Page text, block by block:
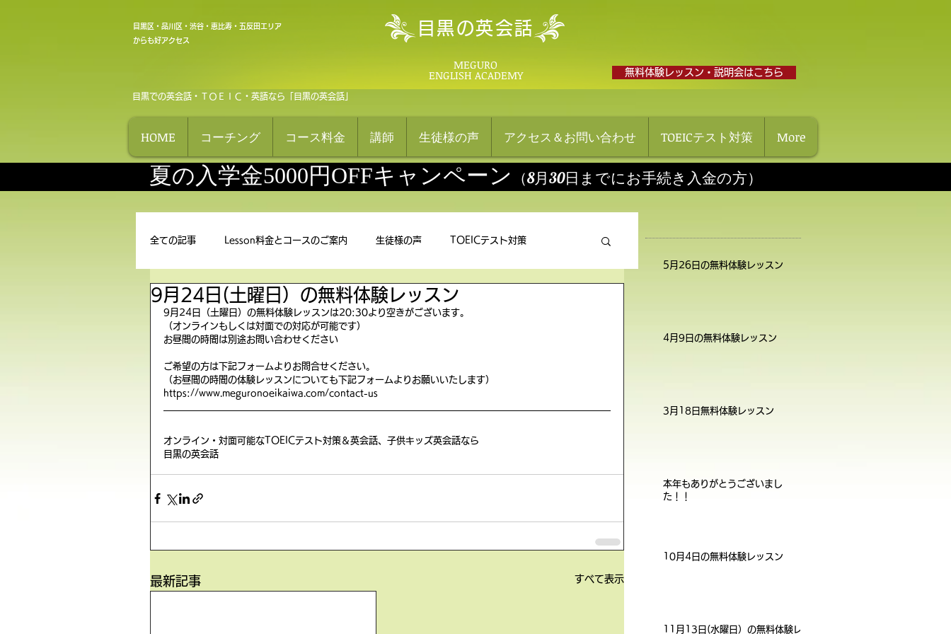
無料体験レッスン・説明会はこちら
目黒の英会話
目黒区・品川区・渋谷・恵比寿・五反田エリア
からも好アクセス
MEGURO
ENGLISH ACADEMY
目黒での英会話・ＴＯＥＩＣ・英語なら「目黒の英会話」
HOME コーチング コース料金 講師 生徒様の声 アクセス＆お問い合わせ TOEICテスト対策 More
全ての記事 Lesson料金とコースのご案内 生徒様の声 TOEICテスト対策
9月24日(土曜日）の無料体験レッスン
9月24日（土曜日）の無料体験レッスンは20:30より空きがございます。
（オンラインもしくは対面での対応が可能です）
お昼間の時間は別途お問い合わせください
ご希望の方は下記フォームよりお問合せください。
（お昼間の時間の体験レッスンについても下記フォームよりお願いいたします）
https://www.meguronoeikaiwa.com/contact-us
オンライン・対面可能なTOEICテスト対策＆英会話、子供キッズ英会話なら
目黒の英会話
最新記事 すべて表示
5月26日の無料体験レッスン
4月9日の無料体験レッスン
3月18日無料体験レッスン
本年もありがとうございまし
た！！
10月4日の無料体験レッスン
11月13日(水曜日）の無料体験レ
夏の入学金5000円OFFキャンペーン （8月30日までにお手続き入金の方）